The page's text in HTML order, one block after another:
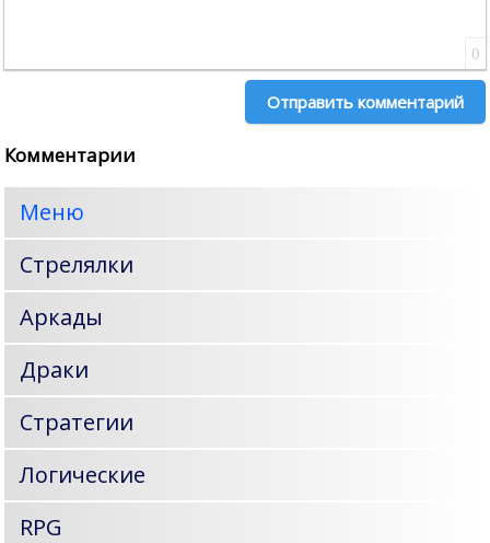
0
Отправить комментарий
Комментарии
Меню
Стрелялки
Аркады
Драки
Стратегии
Логические
RPG